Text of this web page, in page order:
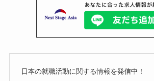
日本の就職活動に関する情報を発信中！